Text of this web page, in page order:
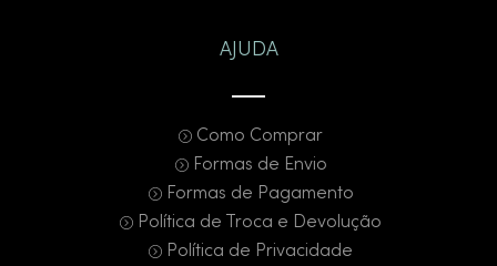
AJUDA
Como Comprar
Formas de Envio
Formas de Pagamento
Política de Troca e Devolução
Política de Privacidade